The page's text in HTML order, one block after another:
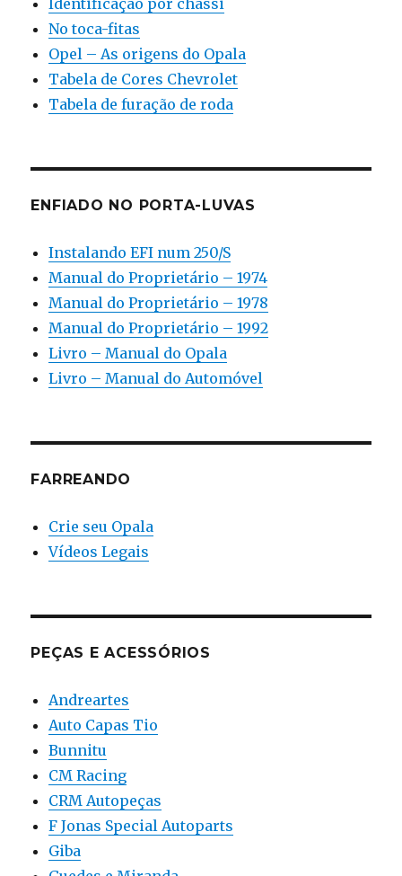
Identificação por chassi
No toca-fitas
Opel – As origens do Opala
Tabela de Cores Chevrolet
Tabela de furação de roda
ENFIADO NO PORTA-LUVAS
Instalando EFI num 250/S
Manual do Proprietário – 1974
Manual do Proprietário – 1978
Manual do Proprietário – 1992
Livro – Manual do Opala
Livro – Manual do Automóvel
FARREANDO
Crie seu Opala
Vídeos Legais
PEÇAS E ACESSÓRIOS
Andreartes
Auto Capas Tio
Bunnitu
CM Racing
CRM Autopeças
F Jonas Special Autoparts
Giba